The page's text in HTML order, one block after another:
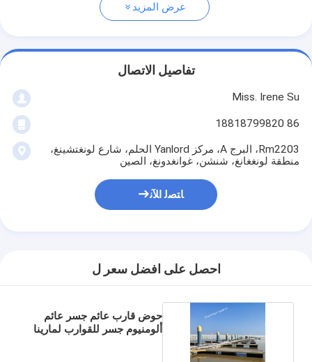
عرض المزيد
تفاصيل الاتصال
Miss. Irene Su
86 18818799820
Rm2203، البرج A، مركز Yanlord الحلم، شارع لونغتشينغ،
منطقة لونغغانغ، شنشن، غوانغدونغ، الصين
ﺎﺘﺼﻟ ﺍﻶﻧ
احصل على افضل سعر ل
حوض قارب عائم جسر عائم
ألومنيوم جسر للقوارب لمارينا